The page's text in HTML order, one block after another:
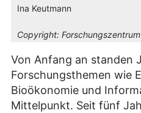
Ina Keutmann
Copyright:
Von Anfang an standen
Forschungsthemen wie
Bioökonomie und
Mittelpunkt. Seit fünf